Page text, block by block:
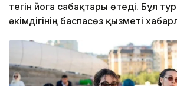
тегін йога сабақтары өтеді. Бұл
әкімдігінің баспасөз қызметі